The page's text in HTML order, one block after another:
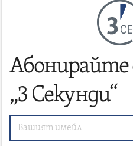
Абонирайте
„3 Секунди“